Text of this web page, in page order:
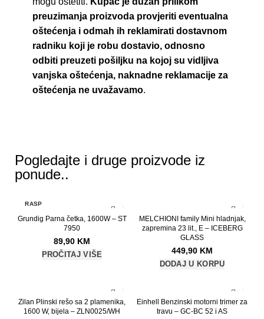
preuzimanja proizvoda provjeriti eventualna
oštećenja i odmah ih reklamirati dostavnom
radniku koji je robu dostavio, odnosno
odbiti preuzeti pošiljku na kojoj su vidljiva
vanjska oštećenja, naknadne reklamacije za
oštećenja ne uvažavamo.
Pogledajte i druge proizvode iz
ponude..
RASP
O
Grundig Parna četka, 1600W – ST
7950
89,90 KM
PROČITAJ VIŠE
MELCHIONI family Mini hladnjak,
zapremina 23 lit., E – ICEBERG
GLASS
449,90 KM
DODAJ U KORPU
Zilan Plinski rešo sa 2 plamenika,
1600 W, bijela – ZLN0025/WH
Einhell Benzinski motorni trimer za
travu – GC-BC 52 i AS